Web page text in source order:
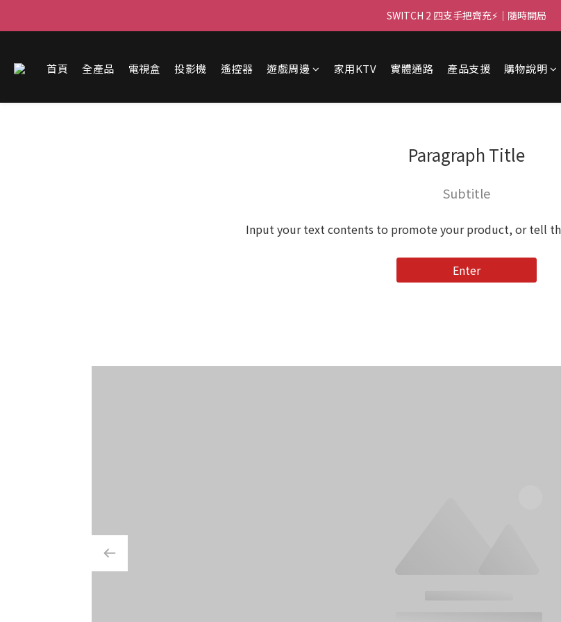
🌌 高亮大畫面 🏃 ｜PJ400 投影機等你！
SWITCH 2 四支手把齊充⚡｜隨時開局
首頁 全產品 電視盒 投影機 遙控器 遊戲周邊 家用KTV 實體通路 產品支援 購物說明
Paragraph Title
Subtitle
Input your text contents to promote your product, or tell
Enter